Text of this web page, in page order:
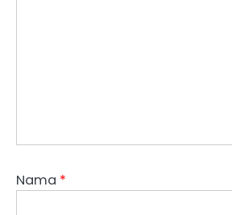
Nama *